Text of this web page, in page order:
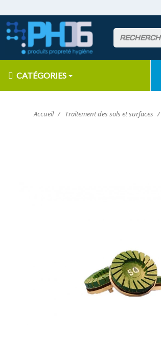
CATÉGORIES
Accueil Traitement des sols et surfaces